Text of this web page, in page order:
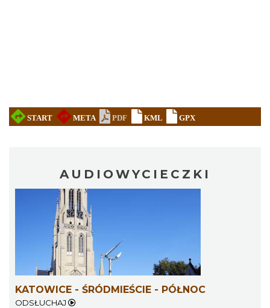
AUDIOWYCIECZKI
KATOWICE - ŚRÓDMIEŚCIE - PÓŁNOC
ODSŁUCHAJ